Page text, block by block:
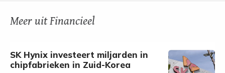
Meer uit Financieel
SK Hynix investeert miljarden in
chipfabrieken in Zuid-Korea